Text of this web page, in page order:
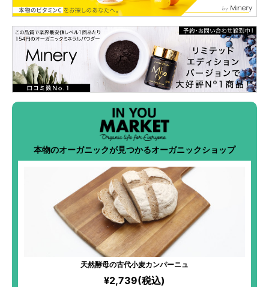
本物のオーガニックが見つかるオーガニックショップ
天然酵母の古代小麦カンパーニュ
¥2,739(税込)